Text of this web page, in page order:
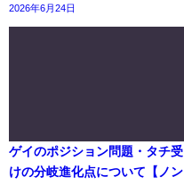
2026年6月24日
ゲイのポジション問題・タチ受
けの分岐進化点について【ノン